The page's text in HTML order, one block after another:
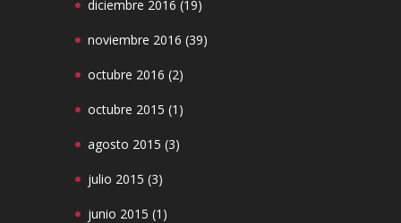
diciembre 2016 (19)
noviembre 2016 (39)
octubre 2016 (2)
octubre 2015 (1)
agosto 2015 (3)
julio 2015 (3)
junio 2015 (1)